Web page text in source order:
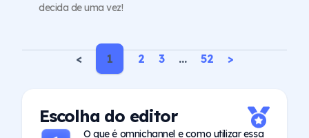
decida de uma vez!
< 1 2 3 … 52 >
Escolha do editor
O que é omnichannel e como utilizar essa